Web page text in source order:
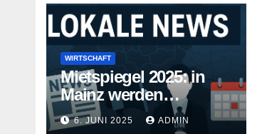
WIRTSCHAFT
Mietspiegel 2025: in
Mainz werden
Mietwohnungen noch
6. JUNI 2025 ADMIN